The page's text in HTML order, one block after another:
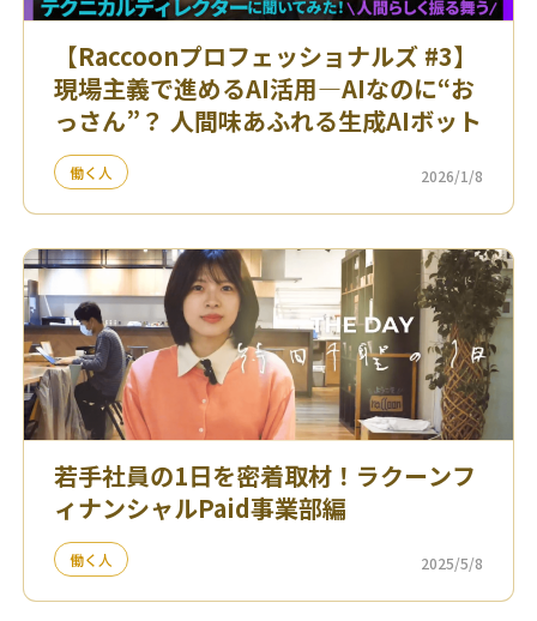
【Raccoonプロフェッショナルズ #3】
現場主義で進めるAI活用—AIなのに“お
っさん”？ 人間味あふれる生成AIボット
働く人 2026/1/8
若手社員の1日を密着取材！ラクーンフ
ィナンシャルPaid事業部編
働く人 2025/5/8